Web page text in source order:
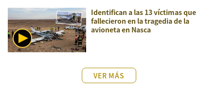
Identifican a las 13 víctimas que
fallecieron en la tragedia de la
avioneta en Nasca
VER MÁS